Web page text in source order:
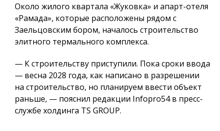
Около жилого квартала «Жуковка» и апарт-отеля
«Рамада», которые расположены рядом с
Заельцовским бором, началось строительство
элитного термального комплекса.
— К строительству приступили. Пока сроки ввода
— весна 2028 года, как написано в разрешении
на строительство, но планируем ввести объект
раньше, — пояснил редакции Infopro54 в пресс-
службе холдинга TS GROUP.